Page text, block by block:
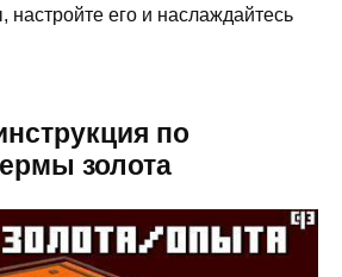
его и наслаждайтесь
по
золота